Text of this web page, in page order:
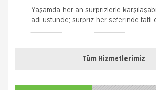
Yaşamda her an sürprizlerle
adı üstünde; sürpriz her seferinde tatlı
risk taşıyabilir. Yolda yürürken, evde
Ferdi Kaza SigortasıTüm Hizmetlerimiz
ONLİNE Dask Prim Hesaplama
Trafik Hasarı için Gerekli Bilgiler